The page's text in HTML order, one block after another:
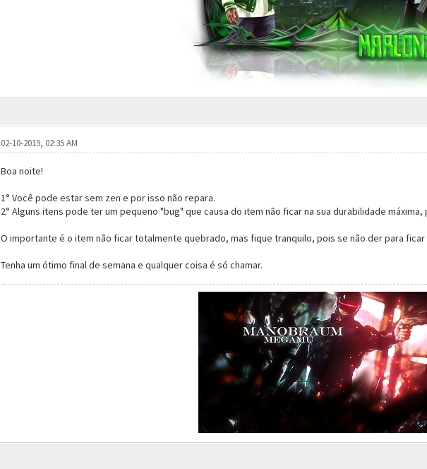
02-10-2019, 02:35 AM
Boa noite!
1° Você pode estar sem zen e por isso não repara.
2° Alguns itens pode ter um pequeno "bug" que causa do item não ficar na sua durabilidade
O importante é o item não ficar totalmente quebrado, mas fique tranquilo, pois se não der para
Tenha um ótimo final de semana e qualquer coisa é só chamar.